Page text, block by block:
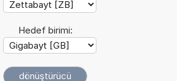
Hedef birimi: